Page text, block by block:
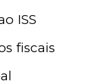
ISS
fiscais